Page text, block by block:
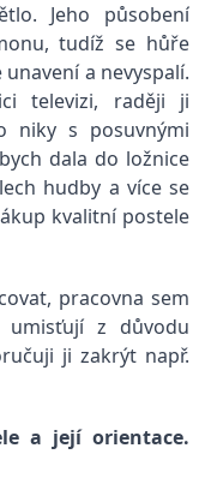
Jeho působení
tudíž se hůře
a nevyspalí.
televizi, raději ji
niky s posuvnými
dala do ložnice
hudby a více se
kvalitní postele
pracovna sem
z důvodu
ji zakrýt např.
a její orientace.